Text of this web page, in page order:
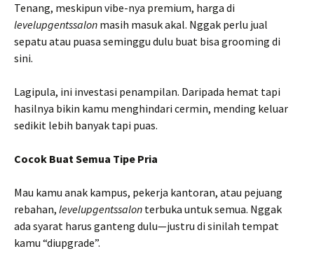
Tenang, meskipun vibe-nya premium, harga di
levelupgentssalon masih masuk akal. Nggak perlu jual
sepatu atau puasa seminggu dulu buat bisa grooming di
sini.
Lagipula, ini investasi penampilan. Daripada hemat tapi
hasilnya bikin kamu menghindari cermin, mending keluar
sedikit lebih banyak tapi puas.
Cocok Buat Semua Tipe Pria
Mau kamu anak kampus, pekerja kantoran, atau pejuang
rebahan, levelupgentssalon terbuka untuk semua. Nggak
ada syarat harus ganteng dulu—justru di sinilah tempat
kamu “diupgrade”.